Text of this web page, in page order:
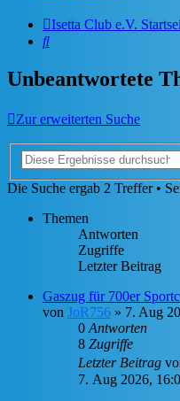
Isetta Club e.V.
Suche
Unbeantwortete
Zur erweiterten Suche
Die Suche ergab 2 Treffer •
Themen
Antworten
Zugriffe
Letzter Beitrag
Gaszug für 700er
von JoR756 » 7. Aug
0Antworten
8 Zugriffe
Letzter Beitrag
7. Aug 2026,